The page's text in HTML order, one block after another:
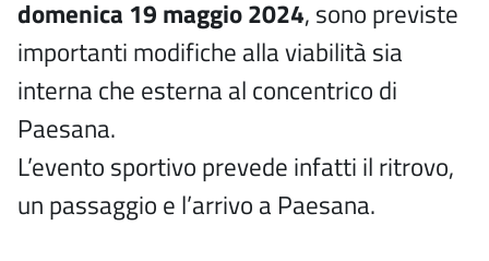
domenica 19 maggio 2024, sono previste
importanti modifiche alla viabilità sia
interna che esterna al concentrico di
Paesana.
L’evento sportivo prevede infatti il ritrovo,
un passaggio e l’arrivo a Paesana.